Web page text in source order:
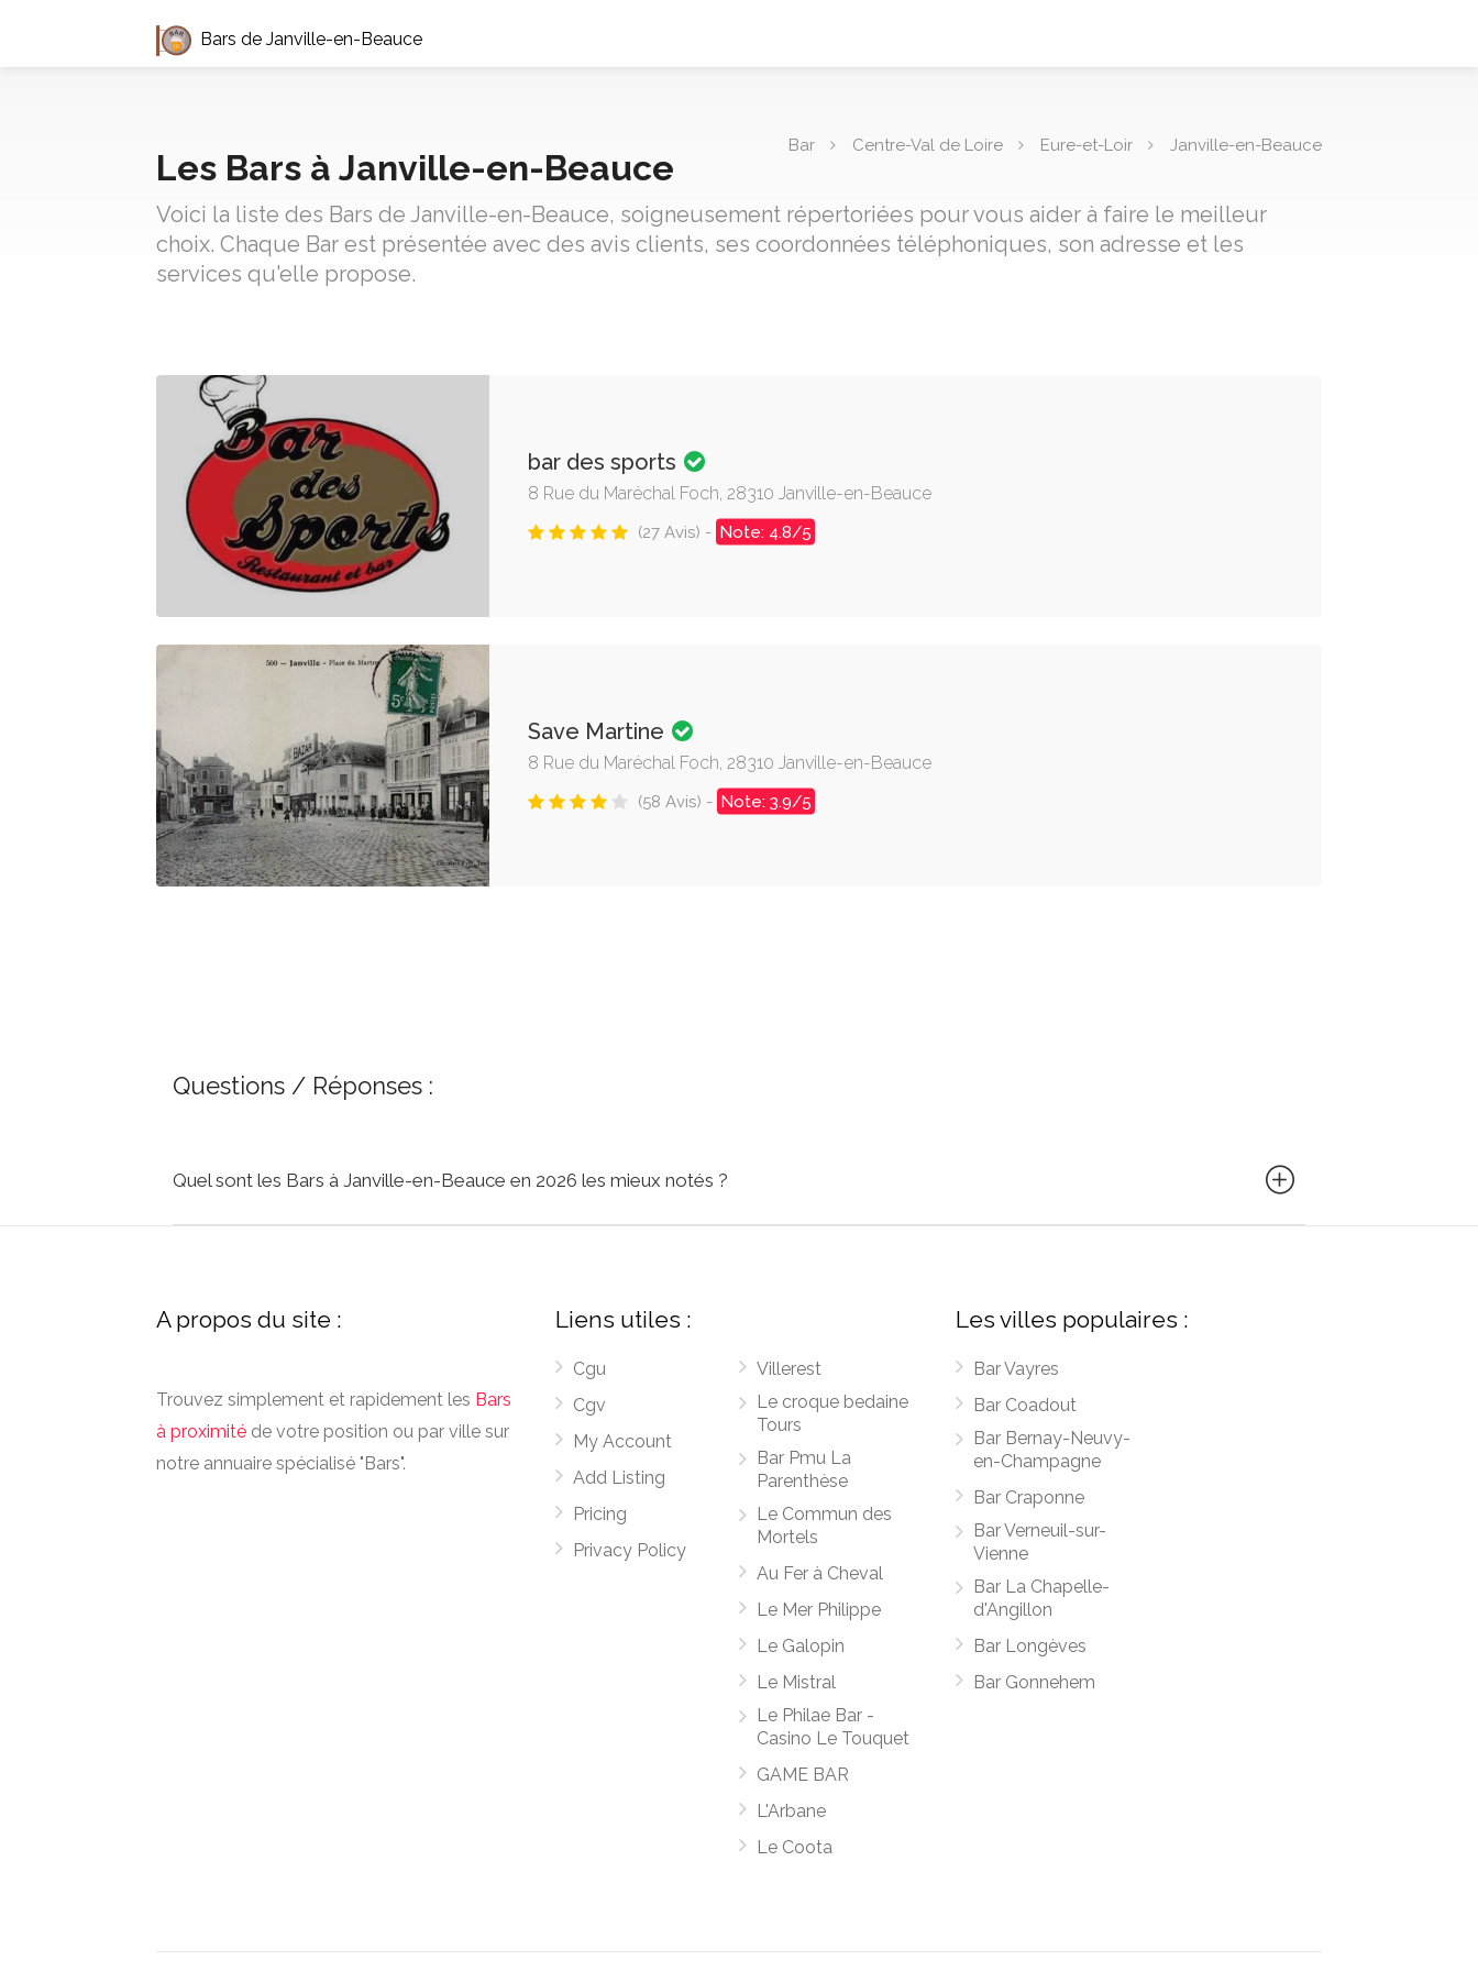
Bars de Janville-en-Beauce
Bar Centre-Val de Loire Eure-et-Loir Janville-en-Beauce
Les Bars à Janville-en-Beauce
Voici la liste des Bars de Janville-en-Beauce, soigneusement répertoriées pour vous aider à faire le meilleur
choix. Chaque Bar est présentée avec des avis clients, ses coordonnées téléphoniques, son adresse et les
services qu'elle propose.
bar des sports
8 Rue du Maréchal Foch, 28310 Janville-en-Beauce
(27 Avis) - Note: 4.8/5
Save Martine
8 Rue du Maréchal Foch, 28310 Janville-en-Beauce
(58 Avis) - Note: 3.9/5
Questions / Réponses :
Quel sont les Bars à Janville-en-Beauce en 2026 les mieux notés ?
A propos du site :
Trouvez simplement et rapidement les Bars
à proximité de votre position ou par ville sur
notre annuaire spécialisé "Bars".
Liens utiles :
Cgu
Cgv
My Account
Add Listing
Pricing
Privacy Policy
Villerest
Le croque bedaine
Tours
Bar Pmu La
Parenthèse
Le Commun des
Mortels
Au Fer à Cheval
Le Mer Philippe
Le Galopin
Le Mistral
Le Philae Bar -
Casino Le Touquet
GAME BAR
L'Arbane
Le Coota
Les villes populaires :
Bar Vayres
Bar Coadout
Bar Bernay-Neuvy-
en-Champagne
Bar Craponne
Bar Verneuil-sur-
Vienne
Bar La Chapelle-
d'Angillon
Bar Longèves
Bar Gonnehem